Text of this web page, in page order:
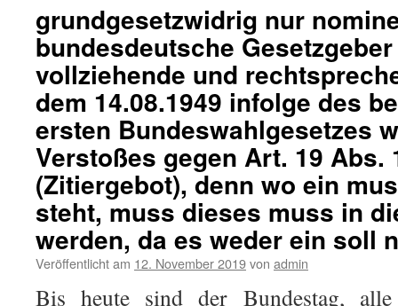
grundgesetzwidrig nur
bundesdeutsche
vollziehende und
dem 14.08.1949 infolge des
ersten Bundeswahlgesetzes
Verstoßes gegen Art. 19 Abs.
(Zitiergebot), denn wo ein
steht, muss dieses muss in
werden, da es weder ein soll
Veröffentlicht am 12. November 2019von admin
Bis heute sind der Bundestag,